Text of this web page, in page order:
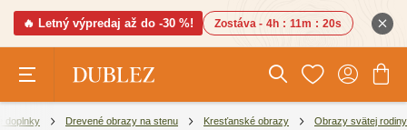
🔥 Letný výpredaj až do -30 %! Zostáva - 4h : 11m : 19s
doplnky Drevené obrazy na stenu Kresťanské obrazy Obrazy svätej rodiny